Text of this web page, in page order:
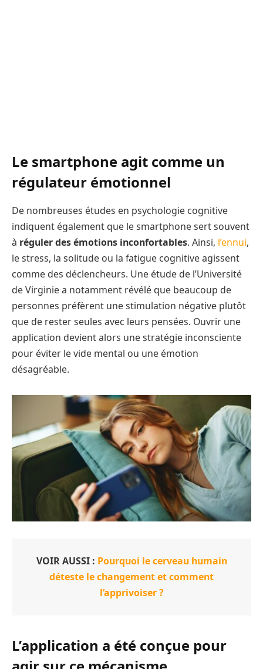
Le smartphone agit comme un
régulateur émotionnel
De nombreuses études en psychologie cognitive
indiquent également que le smartphone sert souvent
à réguler des émotions inconfortables. Ainsi, l’ennui,
le stress, la solitude ou la fatigue cognitive agissent
comme des déclencheurs. Une étude de l’Université
de Virginie a notamment révélé que beaucoup de
personnes préfèrent une stimulation négative plutôt
que de rester seules avec leurs pensées. Ouvrir une
application devient alors une stratégie inconsciente
pour éviter le vide mental ou une émotion
désagréable.
VOIR AUSSI : Pourquoi le cerveau humain
déteste le changement et comment
l’apprivoiser ?
L’application a été conçue pour